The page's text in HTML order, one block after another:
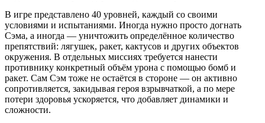
В игре представлено 40 уровней, каждый со своими
условиями и испытаниями. Иногда нужно просто догнать
Сэма, а иногда — уничтожить определённое количество
препятствий: лягушек, ракет, кактусов и других объектов
окружения. В отдельных миссиях требуется нанести
противнику конкретный объём урона с помощью бомб и
ракет. Сам Сэм тоже не остаётся в стороне — он активно
сопротивляется, закидывая героя взрывчаткой, а по мере
потери здоровья ускоряется, что добавляет динамики и
сложности.